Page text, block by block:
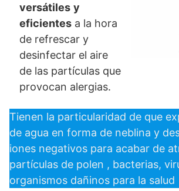
versátiles y
eficientesa la hora
de refrescar y
desinfectar el aire
de las partículas que
provocan alergias.
Tienen la particularidad de que
de agua en forma de neblina y
iones negativos para acabar de
partículas de polen , bacterias,
organismos dañinos para la salud